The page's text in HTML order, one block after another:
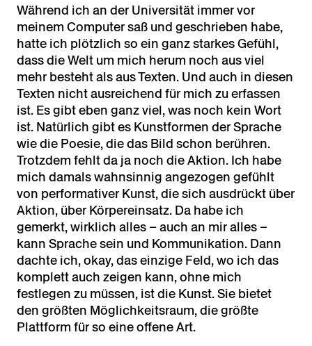
Während ich an der Universität immer vor
meinem Computer saß und geschrieben habe,
hatte ich plötzlich so ein ganz starkes Gefühl,
dass die Welt um mich herum noch aus viel
mehr besteht als aus Texten. Und auch in diesen
Texten nicht ausreichend für mich zu erfassen
ist. Es gibt eben ganz viel, was noch kein Wort
ist. Natürlich gibt es Kunstformen der Sprache
wie die Poesie, die das Bild schon berühren.
Trotzdem fehlt da ja noch die Aktion. Ich habe
mich damals wahnsinnig angezogen gefühlt
von performativer Kunst, die sich ausdrückt über
Aktion, über Körpereinsatz. Da habe ich
gemerkt, wirklich alles – auch an mir alles –
kann Sprache sein und Kommunikation. Dann
dachte ich, okay, das einzige Feld, wo ich das
komplett auch zeigen kann, ohne mich
festlegen zu müssen, ist die Kunst. Sie bietet
den größten Möglichkeitsraum, die größte
Plattform für so eine offene Art.